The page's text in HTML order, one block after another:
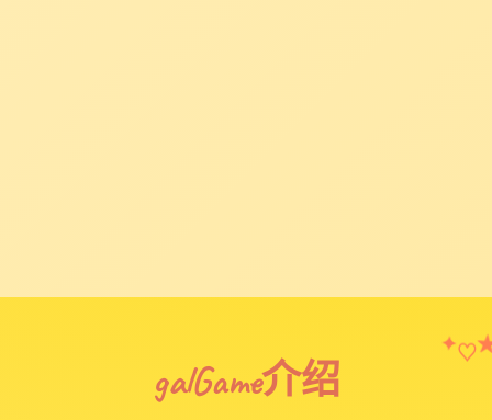
galGame介绍
✦♡